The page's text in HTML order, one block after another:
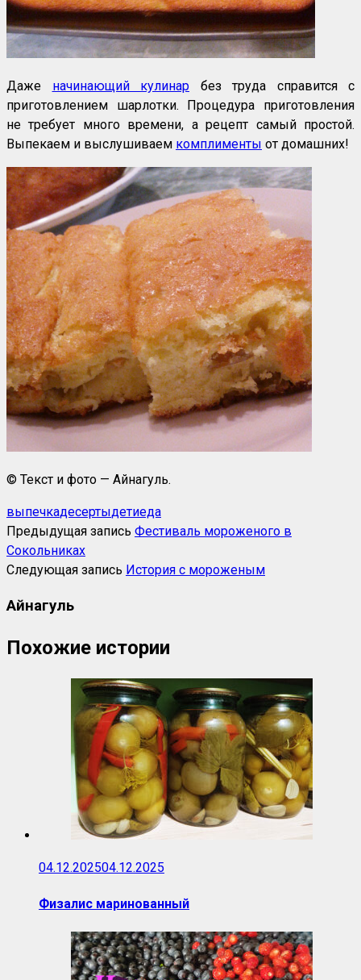
Даже начинающий кулинар без труда справится с
приготовлением шарлотки. Процедура приготовления
не требует много времени, а рецепт самый простой.
Выпекаем и выслушиваем комплименты от домашних!
© Текст и фото — Айнагуль.
выпечкадесертыдетиеда
Предыдущая запись Фестиваль мороженого в
Сокольниках
Следующая запись История с мороженым
Айнагуль
Похожие истории
04.12.202504.12.2025
Физалис маринованный